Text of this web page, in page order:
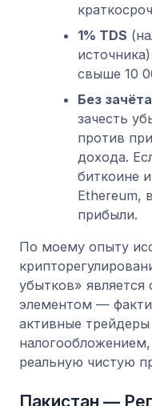
1% TDS
свыше 10
Без
зачесть
против
дохода.
биткоине
Ethereum,
прибыли.
По моему опыту
убытков»
элементом —
активные
реальную чистую
Пакистан —